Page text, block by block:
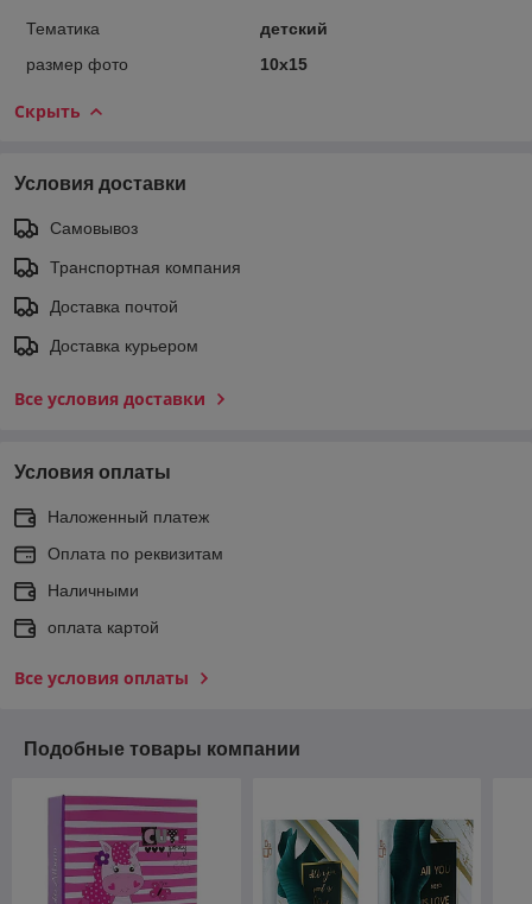
Тематика
детский
размер фото
10х15
Скрыть
Условия доставки
Самовывоз
Транспортная компания
Доставка почтой
Доставка курьером
Все условия доставки
Условия оплаты
Наложенный платеж
Оплата по реквизитам
Наличными
оплата картой
Все условия оплаты
Подобные товары компании